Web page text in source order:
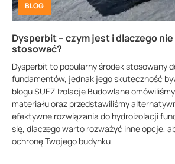
BLOG
Dysperbit – czym jest i dlaczego
stosować?
Dysperbit to popularny środek stosowany
fundamentów, jednak jego skuteczność
blogu SUEZ Izolacje Budowlane
materiału oraz przedstawiliśmy
efektywne rozwiązania do hydroizolacji
się, dlaczego warto rozważyć inne opcje,
ochronę Twojego budynku